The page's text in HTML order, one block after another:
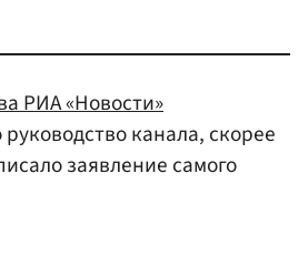
РИА «Новости»
канала, скорее
заявление самого